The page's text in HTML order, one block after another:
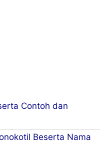
Contoh dan
Beserta Nama